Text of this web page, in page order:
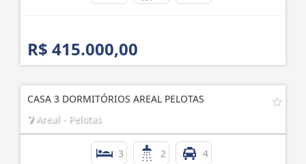
R$ 415.000,00
CASA 3 DORMITÓRIOS AREAL PELOTAS
Areal - Pelotas
3 2 4